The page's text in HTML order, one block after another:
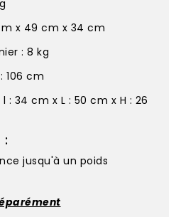
x 49 cm x 34 cm
: 8 kg
106 cm
: 34 cm x L : 50 cm x H : 26
jusqu'à un poids